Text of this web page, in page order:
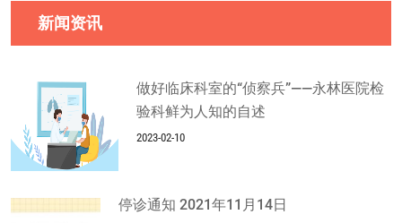
新闻资讯
做好临床科室的“侦察兵”——永林医院检
验科鲜为人知的自述
2023-02-10
停诊通知 2021年11月14日